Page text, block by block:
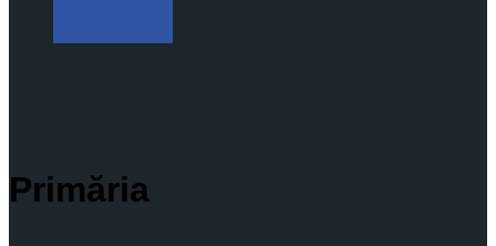
Primăria